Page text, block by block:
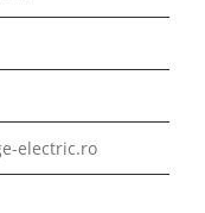
electric.ro